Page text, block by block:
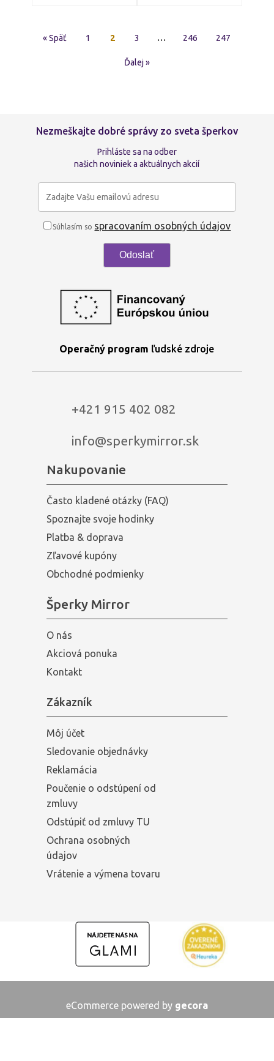
« Späť 1 2 3 … 246 247
Ďalej »
Nezmeškajte dobré správy zo sveta šperkov
Prihláste sa na odber
našich noviniek a aktuálnych akcií
Súhlasím so spracovaním osobných údajov
Operačný program ľudské zdroje
+421 915 402 082
info@sperkymirror.sk
Nakupovanie
Často kladené otázky (FAQ)
Spoznajte svoje hodinky
Platba & doprava
Zľavové kupóny
Obchodné podmienky
Šperky Mirror
O nás
Akciová ponuka
Kontakt
Zákazník
Môj účet
Sledovanie objednávky
Reklamácia
Poučenie o odstúpení od
zmluvy
Odstúpiť od zmluvy TU
Ochrana osobných
údajov
Vrátenie a výmena tovaru
eCommerce powered by gecora